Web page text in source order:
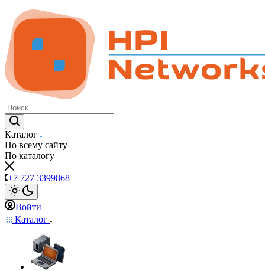
Каталог
По всему сайту
По каталогу
+7 727 3399868
Войти
Каталог